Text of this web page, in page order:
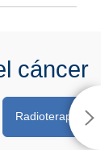
cáncer
Radioterapia